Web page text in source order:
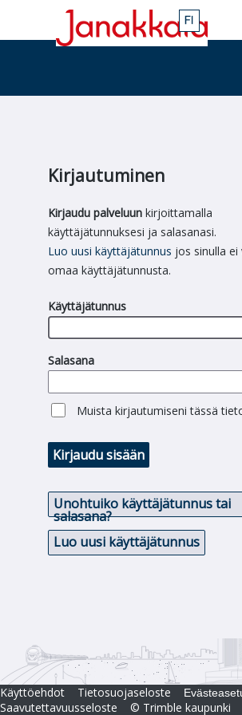
Kirjautuminen
Kirjaudu palveluun kirjoittamalla
käyttäjätunnuksesi ja salasanasi.
Luo uusi käyttäjätunnus jos sinulla ei
omaa käyttäjätunnusta.
Käyttäjätunnus
Salasana
Muista kirjautumiseni tässä
Kirjaudu sisään
Unohtuiko käyttäjätunnus tai
salasana?
Luo uusi käyttäjätunnus
Käyttöehdot Tietosuojaseloste
Saavutettavuusseloste © Trimble kaupunki